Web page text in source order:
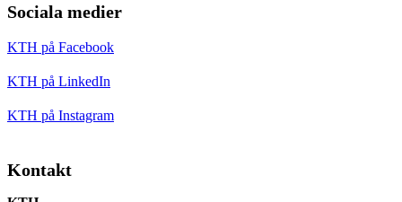
Sociala medier
KTH på Facebook
KTH på LinkedIn
KTH på Instagram
Kontakt